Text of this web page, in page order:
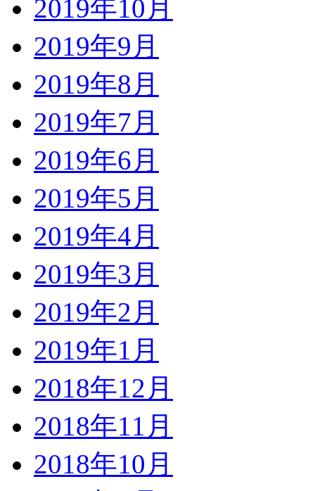
2019年10月
2019年9月
2019年8月
2019年7月
2019年6月
2019年5月
2019年4月
2019年3月
2019年2月
2019年1月
2018年12月
2018年11月
2018年10月